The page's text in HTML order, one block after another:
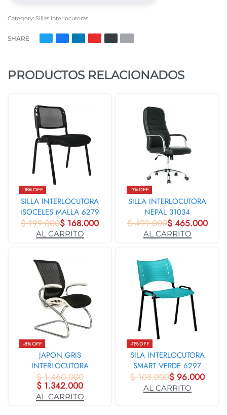
Category: Sillas Interlocutoras
SHARE
PRODUCTOS RELACIONADOS
-16% OFF
SILLA INTERLOCUTORA
ISOCELES MALLA 6279
$199.000$ 168.000
AL CARRITO
-7% OFF
SILLA INTERLOCUTORA
NEPAL 31034
$499.000$465.000
AL CARRITO
-8% OFF
JAPON GRIS
INTERLOCUTORA
$1.460.000
$ 1.342.000
AL CARRITO
-11% OFF
SILA INTERLOCUTORA
SMART VERDE 6297
$108.000$96.000
AL CARRITO